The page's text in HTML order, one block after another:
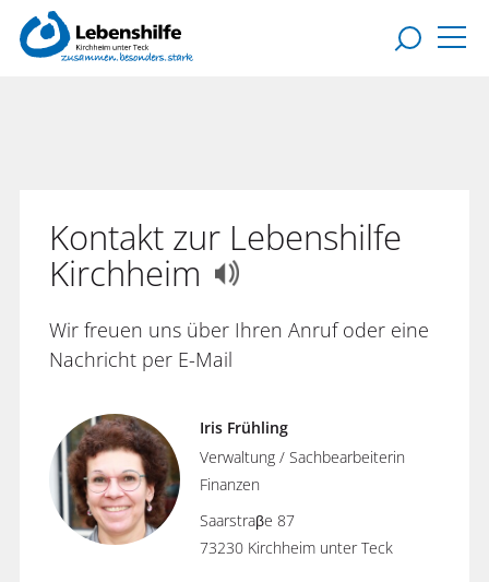
Kontakt zur Lebenshilfe
Kirchheim
Wir freuen uns über Ihren Anruf oder eine
Nachricht per E-Mail
Iris Frühling
Verwaltung / Sachbearbeiterin
Finanzen
Saarstraβe 87
73230 Kirchheim unter Teck